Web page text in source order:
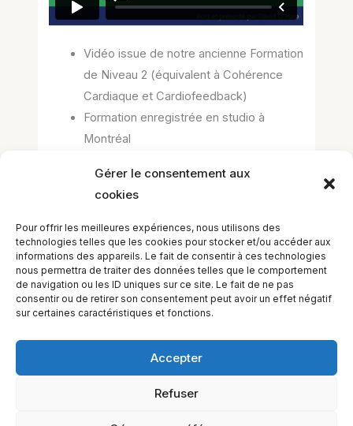
Gérer le consentement aux
cookies
Pour offrir les meilleures expériences, nous utilisons des
technologies telles que les cookies pour stocker et/ou accéder aux
informations des appareils. Le fait de consentir à ces technologies
nous permettra de traiter des données telles que le comportement
de navigation ou les ID uniques sur ce site. Le fait de ne pas
consentir ou de retirer son consentement peut avoir un effet négatif
sur certaines caractéristiques et fonctions.
Accepter
Refuser
Vidéo issue de notre ancienne Formation
de Niveau 2 (équivalent à Cohérence
Cardiaque et Cardiofeedback)
Formation enregistrée en studio à
Montréal
–> pour les commentaires, les questions de
MÉDIATHÈQUE <–
–> pour les questions d’administration ou de
gestion du cours, demander au secrétariat <–